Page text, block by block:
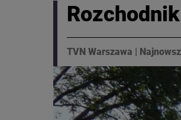
TVN Warszawa |